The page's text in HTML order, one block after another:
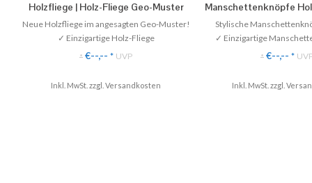
Holzfliege | Holz-Fliege Geo-Muster
Neue Holzfliege im angesagten Geo-Muster!
✓ Einzigartige Holz-Fliege
✓ Handgefertigt aus Echtholz
✓ Perfekt für Hochzeiten
* €--,-- * UVP
Inkl. MwSt. zzgl. Versandkosten
Manschettenknöpfe
Round'
Stylische
✓ Einzigartige
Echtholz.
✓ Stilvoll &
* €--,-- *
Inkl. MwSt. zzgl.